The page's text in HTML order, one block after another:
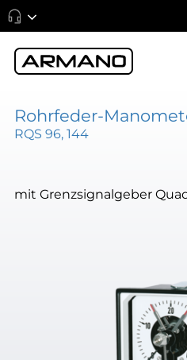
Rohrfeder-
RQS 96, 144
mit Grenzsignalgeber